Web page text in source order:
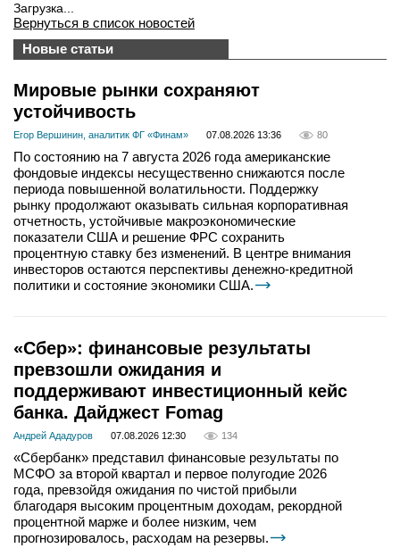
Загрузка...
Вернуться в список новостей
Новые статьи
Мировые рынки сохраняют
устойчивость
Егор Вершинин, аналитик ФГ «Финам» 07.08.2026 13:36 80
По состоянию на 7 августа 2026 года американские
фондовые индексы несущественно снижаются после
периода повышенной волатильности. Поддержку
рынку продолжают оказывать сильная корпоративная
отчетность, устойчивые макроэкономические
показатели США и решение ФРС сохранить
процентную ставку без изменений. В центре внимания
инвесторов остаются перспективы денежно-кредитной
политики и состояние экономики США.
«Сбер»: финансовые результаты
превзошли ожидания и
поддерживают инвестиционный кейс
банка. Дайджест Fomag
Андрей Ададуров 07.08.2026 12:30 134
«Сбербанк» представил финансовые результаты по
МСФО за второй квартал и первое полугодие 2026
года, превзойдя ожидания по чистой прибыли
благодаря высоким процентным доходам, рекордной
процентной марже и более низким, чем
прогнозировалось, расходам на резервы.